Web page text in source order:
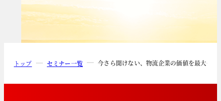
トップ セミナー一覧 今さら聞けない、物流企業の価値を最大化